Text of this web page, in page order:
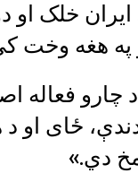
خلک او
په هغه وخت
د چارو
دندې، ځای او
مخ دي.»